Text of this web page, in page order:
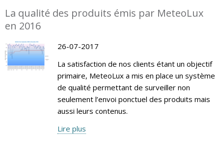
La qualité des produits émis par MeteoLux
en 2016
26-07-2017
La satisfaction de nos clients étant un objectif
primaire, MeteoLux a mis en place un système
de qualité permettant de surveiller non
seulement l’envoi ponctuel des produits mais
aussi leurs contenus.
Lire plus